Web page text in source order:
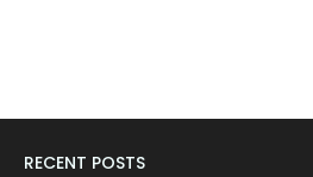
RECENT POSTS